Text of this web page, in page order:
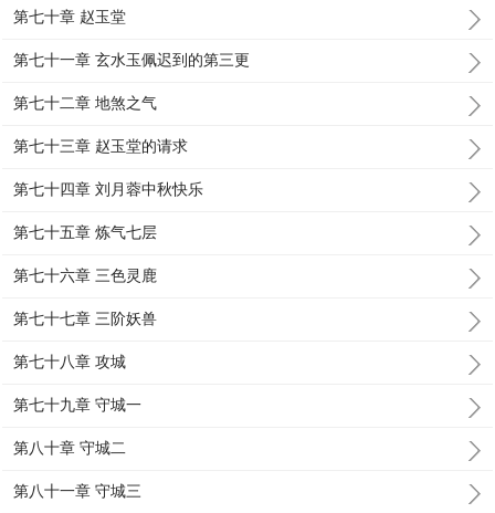
第七十章 赵玉堂
第七十一章 玄水玉佩迟到的第三更
第七十二章 地煞之气
第七十三章 赵玉堂的请求
第七十四章 刘月蓉中秋快乐
第七十五章 炼气七层
第七十六章 三色灵鹿
第七十七章 三阶妖兽
第七十八章 攻城
第七十九章 守城一
第八十章 守城二
第八十一章 守城三